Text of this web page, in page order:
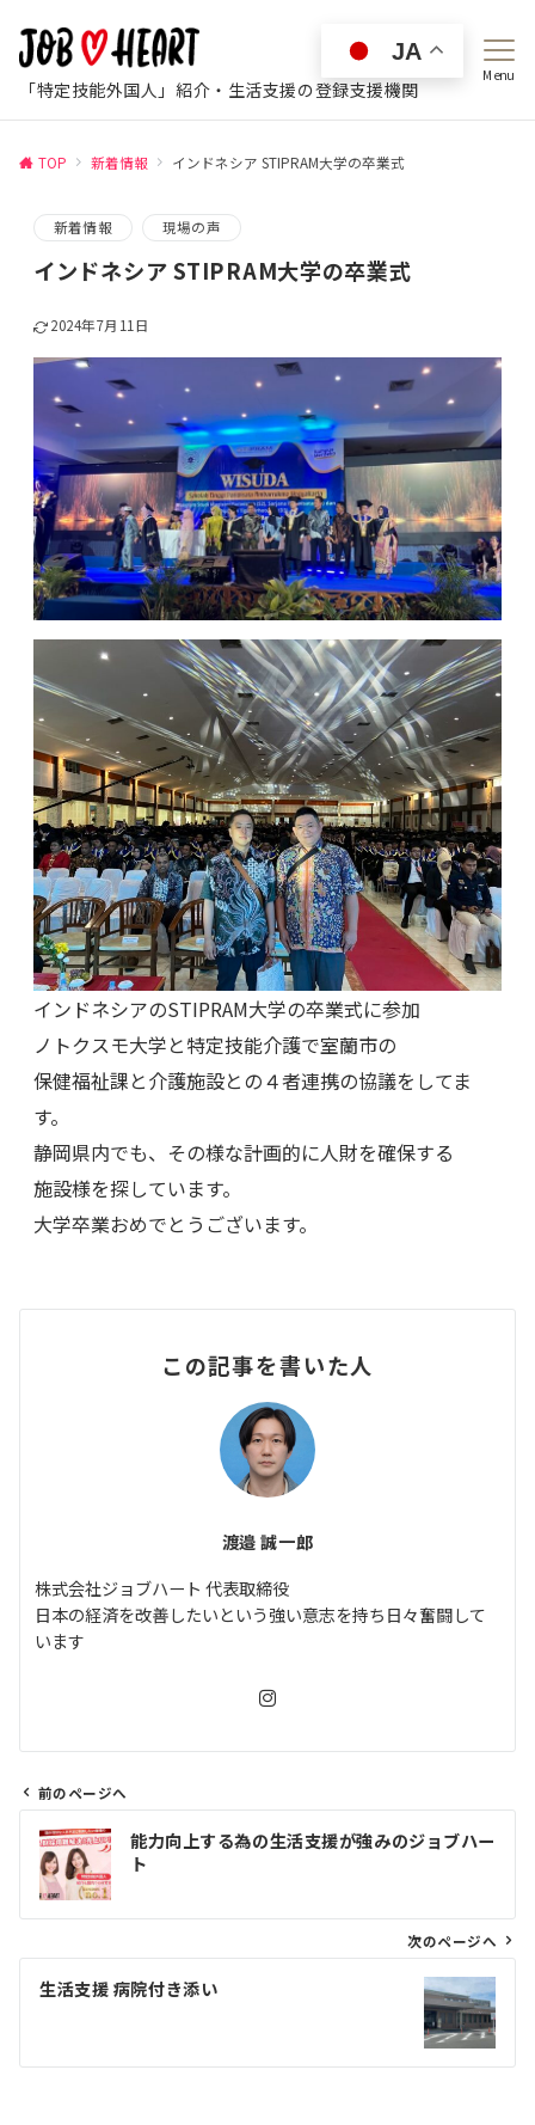
「特定技能外国人」紹介・生活支援の登録支援機関
Menu
TOP 新着情報 インドネシア STIPRAM大学の卒業式
新着情報 現場の声
インドネシア STIPRAM大学の卒業式
2024年7月11日
インドネシアのSTIPRAM大学の卒業式に参加
ノトクスモ大学と特定技能介護で室蘭市の
保健福祉課と介護施設との４者連携の協議をしてま
す。
静岡県内でも、その様な計画的に人財を確保する
施設様を探しています。
大学卒業おめでとうございます。
この記事を書いた人
渡邉 誠一郎
株式会社ジョブハート 代表取締役
日本の経済を改善したいという強い意志を持ち日々奮闘して
います
ビ
ン
前のページへ
能力向上する為の生活支援が強みのジョブハー
ト
次のページへ
生活支援 病院付き添い
JA